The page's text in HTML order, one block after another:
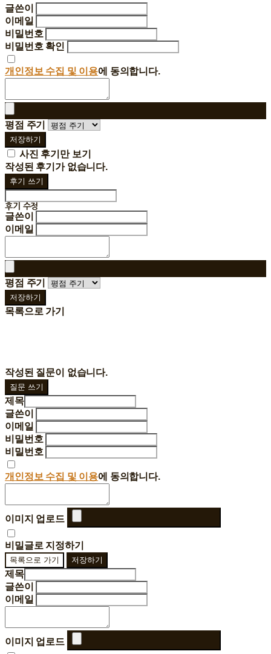
글쓴이
이메일
비밀번호
비밀번호 확인
개인정보 수집 및 이용에 동의합니다.
평점 주기
저장하기
사진 후기만 보기
작성된 후기가 없습니다.
후기 쓰기
후기 수정
글쓴이
이메일
평점 주기
저장하기
목록으로 가기
작성된 질문이 없습니다.
질문 쓰기
제목
글쓴이
이메일
비밀번호
비밀번호
개인정보 수집 및 이용에 동의합니다.
이미지 업로드
비밀글로 지정하기
목록으로 가기 저장하기
제목
글쓴이
이메일
이미지 업로드